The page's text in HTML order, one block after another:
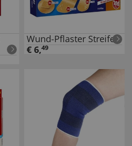
Wund-Pflaster Streifen
€ 6,49